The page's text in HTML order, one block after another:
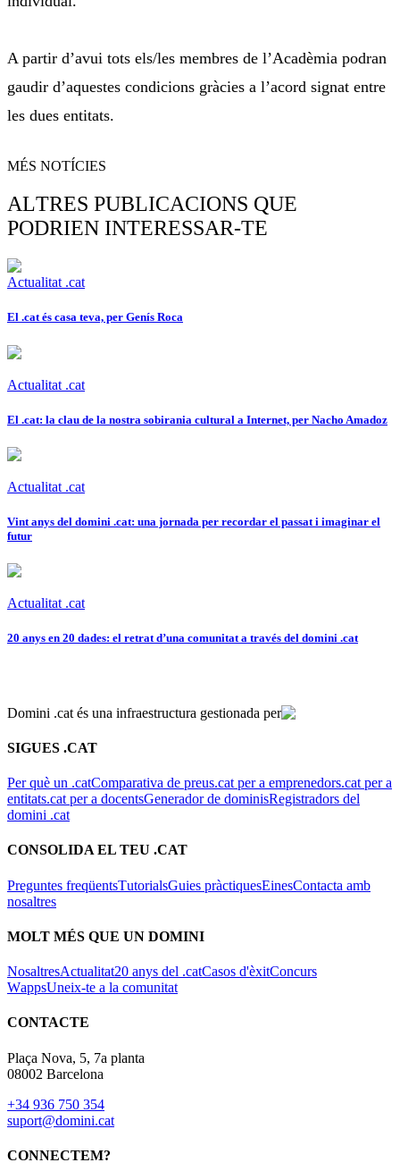
A partir d’avui tots els/les membres de l’Acadèmia podran
gaudir d’aquestes condicions gràcies a l’acord signat entre
les dues entitats.
MÉS NOTÍCIES
ALTRES PUBLICACIONS QUE
PODRIEN INTERESSAR-TE
Actualitat .cat
El .cat és casa teva, per Genís Roca
Actualitat .cat
El .cat: la clau de la nostra sobirania cultural a Internet, per Nacho Amadoz
Actualitat .cat
Vint anys del domini .cat: una jornada per recordar el passat i imaginar el
futur
Actualitat .cat
20 anys en 20 dades: el retrat d’una comunitat a través del domini .cat
Domini .cat és una infraestructura gestionada per
SIGUES .CAT
Per què un .catComparativa de preus.cat per a emprenedors.cat per a
entitats.cat per a docentsGenerador de dominisRegistradors del
domini .cat
CONSOLIDA EL TEU .CAT
Preguntes freqüentsTutorialsGuies pràctiquesEinesContacta amb
nosaltres
MOLT MÉS QUE UN DOMINI
NosaltresActualitat20 anys del .catCasos d'èxitConcurs
WappsUneix-te a la comunitat
CONTACTE
Plaça Nova, 5, 7a planta
08002 Barcelona
+34 936 750 354
suport@domini.cat
CONNECTEM?